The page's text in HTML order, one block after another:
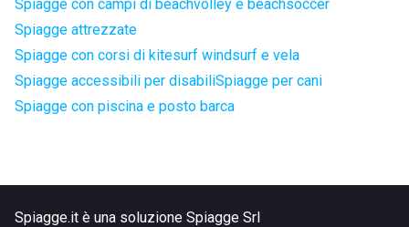
Spiagge con campi di beachvolley e beachsoccer
Spiagge attrezzate
Spiagge con corsi di kitesurf windsurf e vela
Spiagge accessibili per disabiliSpiagge per cani
Spiagge con piscina e posto barca
Spiagge.it è una soluzione Spiagge Srl